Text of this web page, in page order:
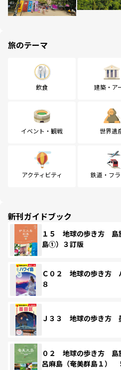
旅のテーマ
飲食 建築・ア
イベント・観戦 世界遺
アクティビティ 鉄道・フ
新刊ガイドブック
１５ 地球の歩き方
島①）３訂版
Ｃ０２ 地球の歩き方
８
Ｊ３３ 地球の歩き方
０２ 地球の歩き方
呂麻島（奄美群島１）